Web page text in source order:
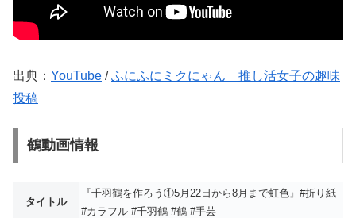
出典： YouTube /ふにふにミクにゃん 推し活女子の趣味
投稿
鶴動画情報
タイトル
『千羽鶴を作ろう①5月22日から8月まで虹色』#折り紙
#カラフル #千羽鶴 #鶴 #手芸